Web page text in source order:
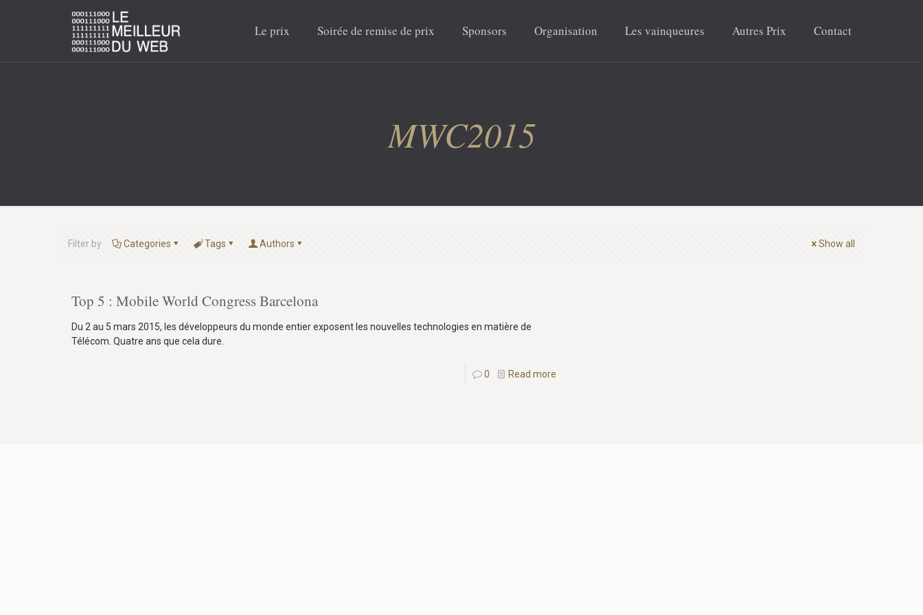
Le prix Soirée de remise de prix Sponsors Organisation Les vainqueures Autres Prix Contact
MWC2015
Filter by Categories Tags Authors Show all
Top 5 : Mobile World Congress Barcelona
Du 2 au 5 mars 2015, les développeurs du monde entier exposent les nouvelles technologies en matière de
Télécom. Quatre ans que cela dure.
0 Read more